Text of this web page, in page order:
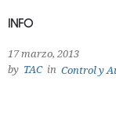
INFO
17 marzo, 2013
by TAC in Control y